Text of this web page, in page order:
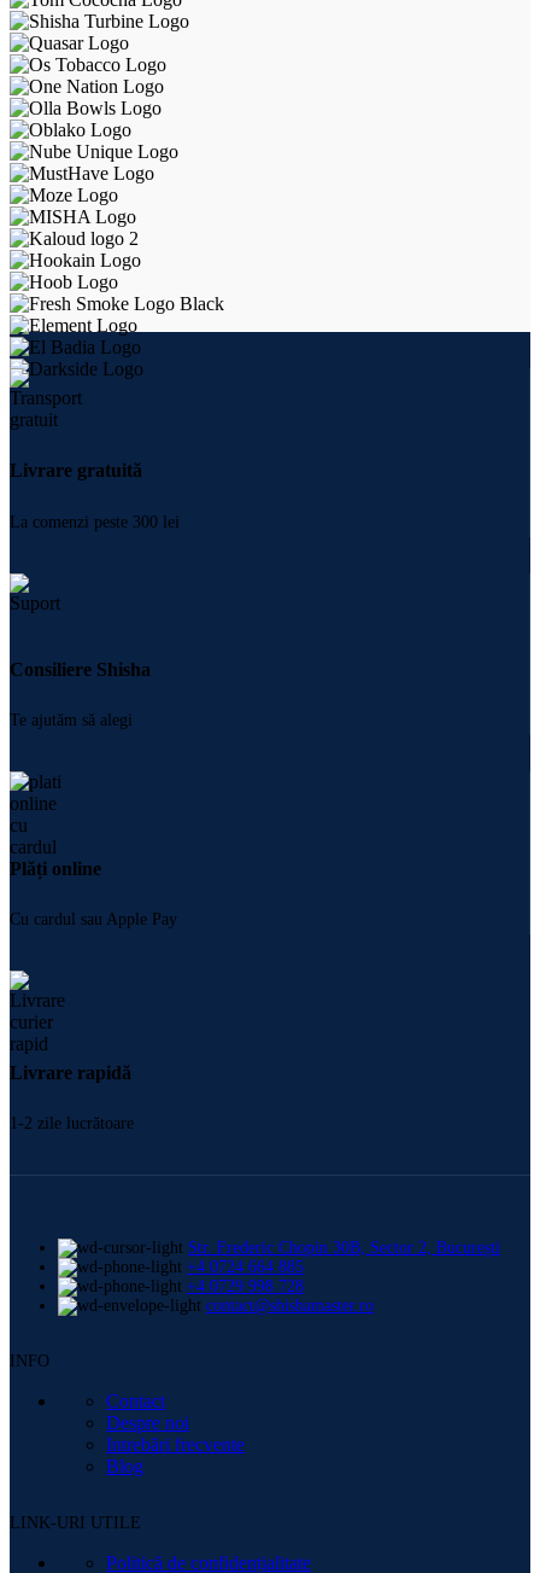
Livrare gratuită
La comenzi peste 300 lei
Consiliere Shisha
Te ajutăm să alegi
Plăți online
Cu cardul sau Apple Pay
Livrare rapidă
1-2 zile lucrătoare
Str. Frederic Chopin 30B, Sector 2, București
+4 0724 664 885
+4 0729 998 728
contact@shishamaster.ro
INFO
Contact
Despre noi
Intrebări frecvente
Blog
LINK-URI UTILE
Politică de confidențialitate